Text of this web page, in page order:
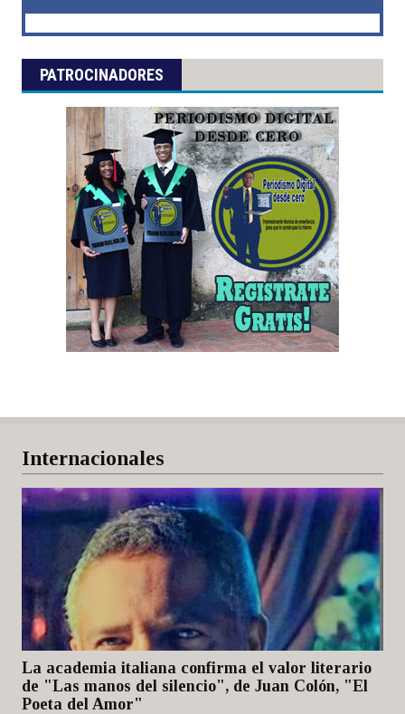
PATROCINADORES
Internacionales
La academia italiana confirma el valor literario
de "Las manos del silencio", de Juan Colón, "El
Poeta del Amor"